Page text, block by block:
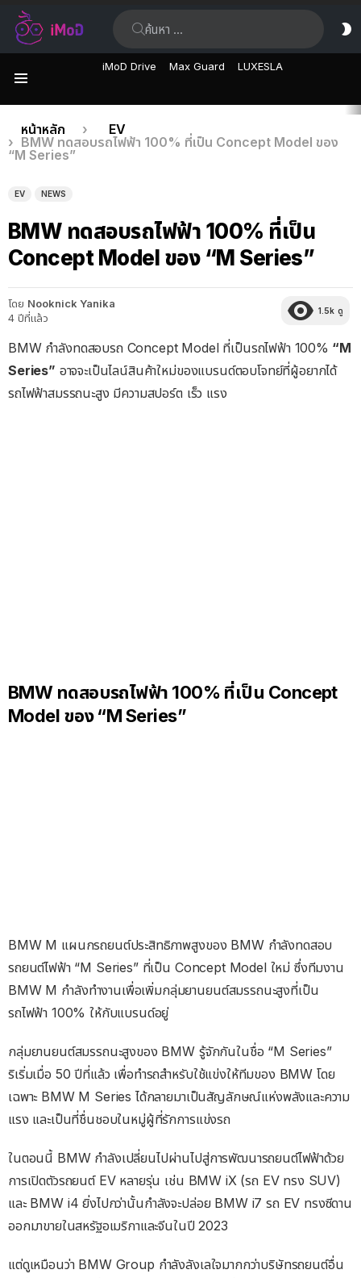
iMoD Drive Max Guard LUXESLA
เรื่อง
ล่าสุด
คุณอยู่ที่นี่:
หน้าหลัก
EV
BMW ทดสอบรถไฟฟ้า 100% ที่เป็น Concept Model ของ
“M Series”
EV NEWS
BMW ทดสอบรถไฟฟ้า 100% ที่เป็น
Concept Model ของ “M Series”
โดย Nooknick Yanika
4 ปีที่แล้ว
1.5k ดู
BMW กำลังทดสอบรถ Concept Model ที่เป็นรถไฟฟ้า 100% “M
Series” อาจจะเป็นไลน์สินค้าใหม่ของแบรนด์ตอบโจทย์ที่ผู้อยากได้
รถไฟฟ้าสมรรถนะสูง มีความสปอร์ต เร็ว แรง
BMW ทดสอบรถไฟฟ้า 100% ที่เป็น Concept
Model ของ “M Series”
BMW M แผนกรถยนต์ประสิทธิภาพสูงของ BMW กำลังทดสอบ
รถยนต์ไฟฟ้า “M Series” ที่เป็น Concept Model ใหม่ ซึ่งทีมงาน
BMW M กำลังทำงานเพื่อเพิ่มกลุ่มยานยนต์สมรรถนะสูงที่เป็น
รถไฟฟ้า 100% ให้กับแบรนด์อยู่
กลุ่มยานยนต์สมรรถนะสูงของ BMW รู้จักกันในชื่อ “M Series”
ริเริ่มเมื่อ 50 ปีที่แล้ว เพื่อทำรถสำหรับใช้แข่งให้ทีมของ BMW โดย
เฉพาะ BMW M Series ได้กลายมาเป็นสัญลักษณ์แห่งพลังและความ
แรง และเป็นที่ชื่นชอบในหมู่ผู้ที่รักการแข่งรถ
ในตอนนี้ BMW กำลังเปลี่ยนไปผ่านไปสู่การพัฒนารถยนต์ไฟฟ้าด้วย
การเปิดตัวรถยนต์ EV หลายรุ่น เช่น BMW iX (รถ EV ทรง SUV)
และ BMW i4 ยิ่งไปกว่านั้นกำลังจะปล่อย BMW i7 รถ EV ทรงซีดาน
ออกมาขายในสหรัฐอเมริกาและจีนในปี 2023
แต่ดูเหมือนว่า BMW Group กำลังลังเลใจมากกว่าบริษัทรถยนต์อื่น